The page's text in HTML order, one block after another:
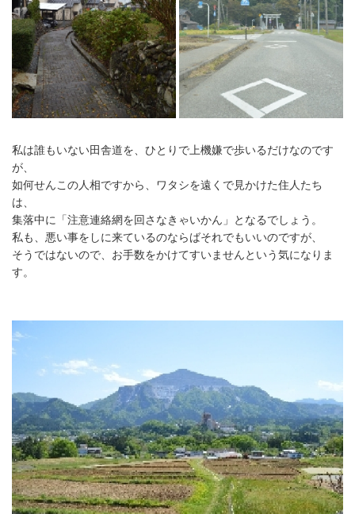
私は誰もいない田舎道を、ひとりで上機嫌で歩いるだけなのです
が、
如何せんこの人相ですから、ワタシを遠くで見かけた住人たち
は、
集落中に「注意連絡網を回さなきゃいかん」となるでしょう。
私も、悪い事をしに来ているのならばそれでもいいのですが、
そうではないので、お手数をかけてすいませんという気になりま
す。